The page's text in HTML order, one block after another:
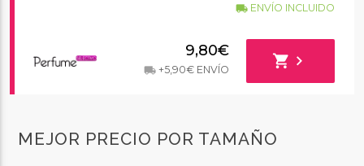
local_shippingENVÍO INCLUIDO
9,80€
local_shipping+5,90€ ENVÍO shopping_cart chevron_right
MEJOR PRECIO POR TAMAÑO